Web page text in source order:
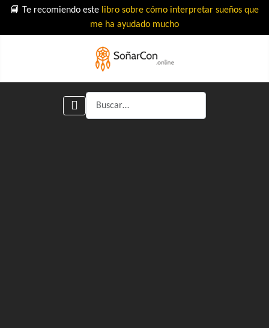
📘 Te recomiendo este libro sobre cómo interpretar sueños que
me ha ayudado mucho
Buscar